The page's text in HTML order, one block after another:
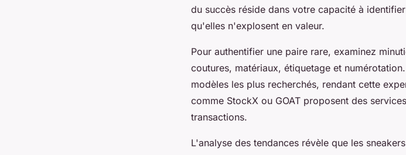
du succès réside dans votre capacité à
qu'elles n'explosent en valeur.
Pour authentifier une paire rare, examinez
coutures, matériaux, étiquetage et
modèles les plus recherchés, rendant cette
comme StockX ou GOAT proposent des
transactions.
L'analyse des tendances révèle que les